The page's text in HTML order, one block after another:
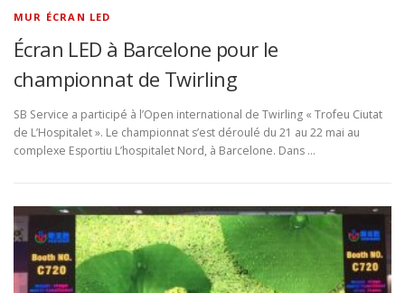
MUR ÉCRAN LED
Écran LED à Barcelone pour le
championnat de Twirling
SB Service a participé à l’Open international de Twirling « Trofeu Ciutat
de L’Hospitalet ». Le championnat s’est déroulé du 21 au 22 mai au
complexe Esportiu L’hospitalet Nord, à Barcelone. Dans …